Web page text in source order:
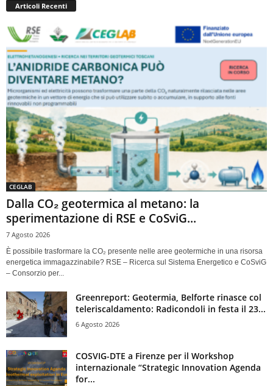
Articoli Recenti
CEGLAB
Dalla CO₂ geotermica al metano: la
sperimentazione di RSE e CoSviG...
7 Agosto 2026
È possibile trasformare la CO₂ presente nelle aree geotermiche in una risorsa
energetica immagazzinabile? RSE – Ricerca sul Sistema Energetico e CoSviG
– Consorzio per...
Greenreport: Geotermia, Belforte rinasce col
teleriscaldamento: Radicondoli in festa il 23...
6 Agosto 2026
COSVIG-DTE a Firenze per il Workshop
internazionale “Strategic Innovation Agenda
for...